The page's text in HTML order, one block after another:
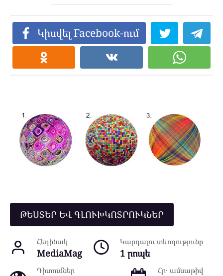
Կիսվել Facebook-ում
ԹԵՍՏԵՐ ԵՎ ԳԼՈՒԽԿՈՏՐՈՒԿՆԵՐ
Հեղինակ
MediaMag
Կարդալու տևողությունը
1 րոպե
Դիտումներ Հր․ ամսաթիվ